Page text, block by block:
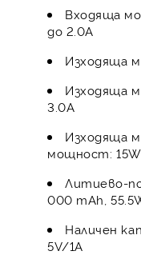
Входяща
до 2.0А
Изходяща
Изходяща
3.0A
Изходяща
мощност: 15W
Литиево-
000 mAh,
Наличен
5V/1A